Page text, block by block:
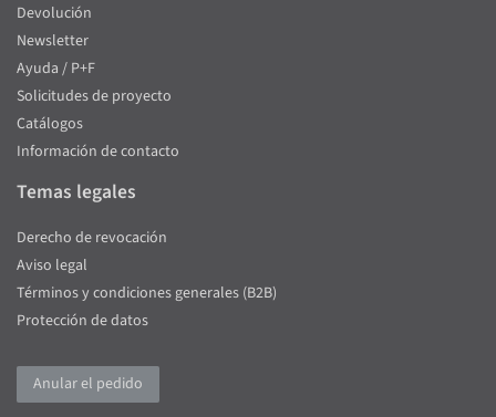
Devolución
Newsletter
Ayuda / P+F
Solicitudes de proyecto
Catálogos
Información de contacto
Temas legales
Derecho de revocación
Aviso legal
Términos y condiciones generales (B2B)
Protección de datos
Anular el pedido